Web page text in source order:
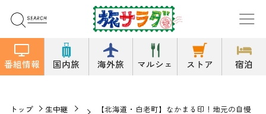
番組情報 国内旅 海外旅 マルシェ ストア 宿泊
トップ 生中継
【北海道・白老町】なかまる印！地元の自慢